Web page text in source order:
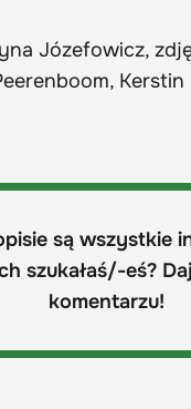
Józefowicz,
są wszystkie
szukałaś/-eś?
komentarzu!